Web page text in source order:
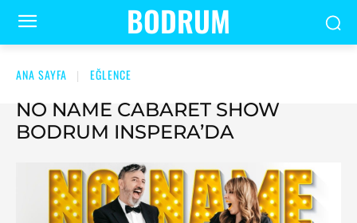
BODRUM
ANA SAYFA EĞLENCE
NO NAME CABARET SHOW
BODRUM INSPERA’DA